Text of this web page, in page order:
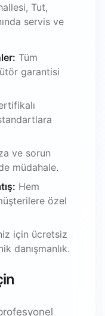
Tut,
servis ve
Tüm
garantisi
ve sorun
müdahale.
Hem
özel
için ücretsiz
danışmanlık.